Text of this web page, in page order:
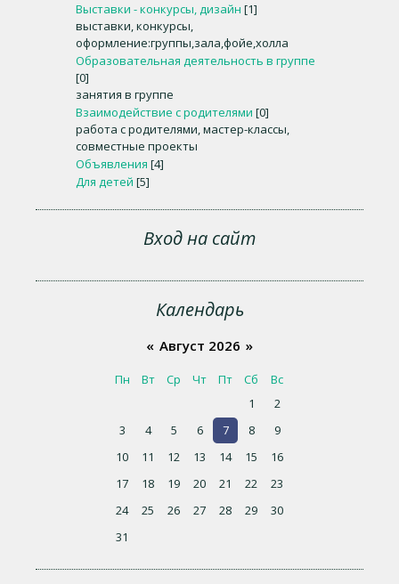
Выставки - конкурсы, дизайн [1]
выставки, конкурсы,
оформление:группы,зала,фойе,холла
Образовательная деятельность в группе
[0]
занятия в группе
Взаимодействие с родителями [0]
работа с родителями, мастер-классы,
совместные проекты
Объявления [4]
Для детей [5]
Вход на сайт
Календарь
« Август 2026 »
Пн Вт Ср Чт Пт Сб
Вс
1
2
3
4 5 6 7 8
9
10
11 12 13 14 15
16
17
18 19 20 21 22
23
24
25 26 27 28 29
30
31